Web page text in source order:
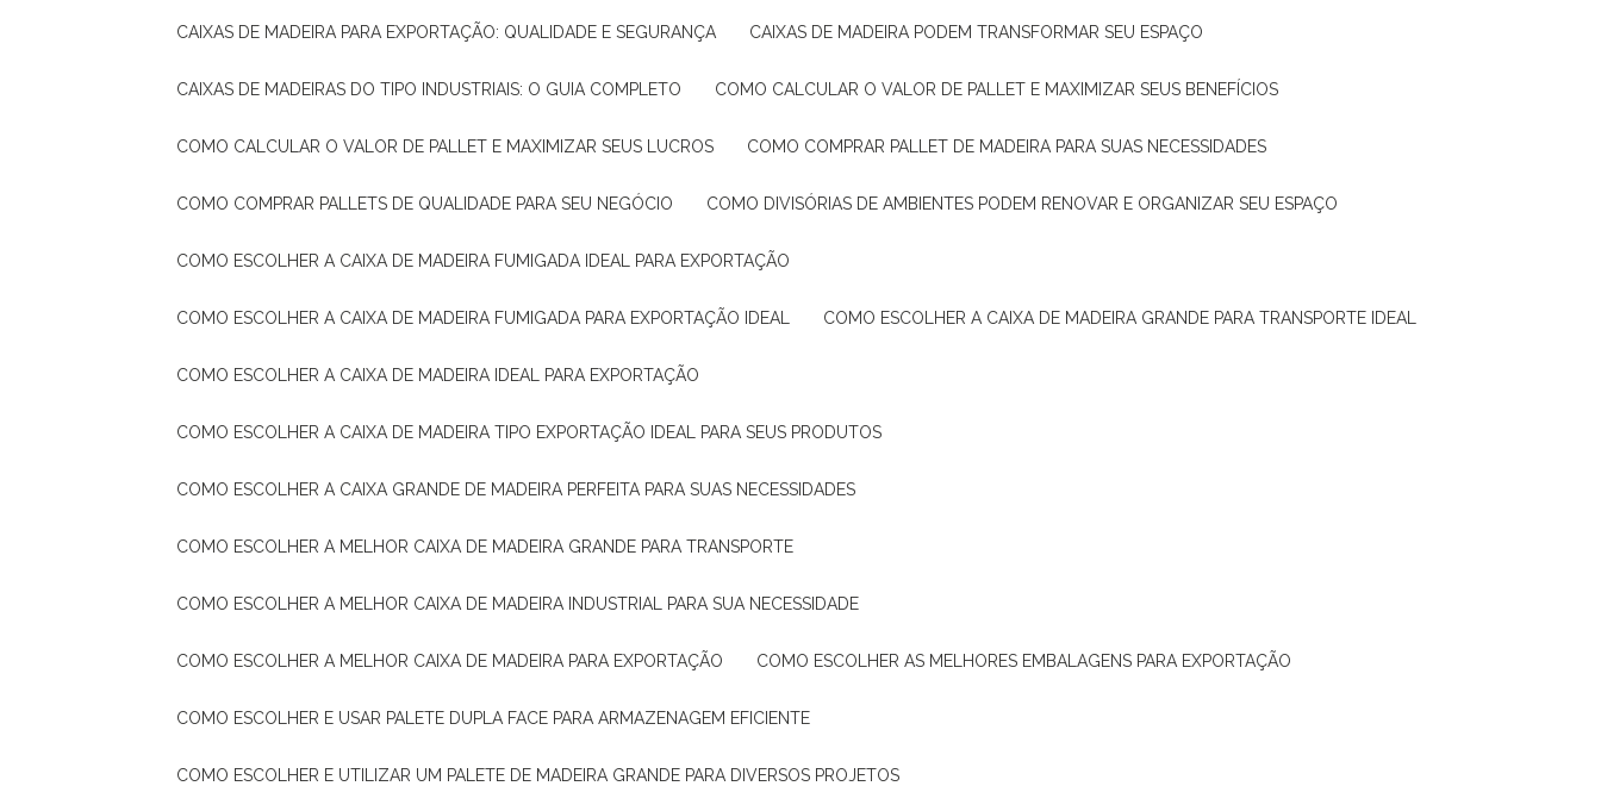
CAIXAS DE MADEIRA PARA EXPORTAÇÃO: QUALIDADE E SEGURANÇA CAIXAS DE MADEIRA PODEM TRANSFORMAR SEU ESPAÇO
CAIXAS DE MADEIRAS DO TIPO INDUSTRIAIS: O GUIA COMPLETO COMO CALCULAR O VALOR DE PALLET E MAXIMIZAR SEUS BENEFÍCIOS
COMO CALCULAR O VALOR DE PALLET E MAXIMIZAR SEUS LUCROS COMO COMPRAR PALLET DE MADEIRA PARA SUAS NECESSIDADES
COMO COMPRAR PALLETS DE QUALIDADE PARA SEU NEGÓCIO COMO DIVISÓRIAS DE AMBIENTES PODEM RENOVAR E ORGANIZAR SEU ESPAÇO
COMO ESCOLHER A CAIXA DE MADEIRA FUMIGADA IDEAL PARA EXPORTAÇÃO
COMO ESCOLHER A CAIXA DE MADEIRA FUMIGADA PARA EXPORTAÇÃO IDEAL COMO ESCOLHER A CAIXA DE MADEIRA GRANDE PARA TRANSPORTE IDEAL
COMO ESCOLHER A CAIXA DE MADEIRA IDEAL PARA EXPORTAÇÃO
COMO ESCOLHER A CAIXA DE MADEIRA TIPO EXPORTAÇÃO IDEAL PARA SEUS PRODUTOS
COMO ESCOLHER A CAIXA GRANDE DE MADEIRA PERFEITA PARA SUAS NECESSIDADES
COMO ESCOLHER A MELHOR CAIXA DE MADEIRA GRANDE PARA TRANSPORTE
COMO ESCOLHER A MELHOR CAIXA DE MADEIRA INDUSTRIAL PARA SUA NECESSIDADE
COMO ESCOLHER A MELHOR CAIXA DE MADEIRA PARA EXPORTAÇÃO COMO ESCOLHER AS MELHORES EMBALAGENS PARA EXPORTAÇÃO
COMO ESCOLHER E USAR PALETE DUPLA FACE PARA ARMAZENAGEM EFICIENTE
COMO ESCOLHER E UTILIZAR UM PALETE DE MADEIRA GRANDE PARA DIVERSOS PROJETOS